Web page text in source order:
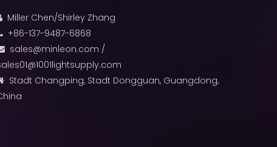
Miller Chen/Shirley Zhang
+86-137-9487-6868
sales@minleon.com /
Stadt Changping, Stadt Dongguan, Guangdong,